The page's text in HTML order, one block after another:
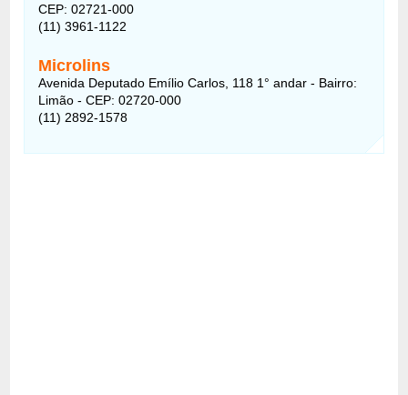
CEP: 02721-000
(11) 3961-1122
Microlins
Avenida Deputado Emílio Carlos, 118 1° andar - Bairro:
Limão - CEP: 02720-000
(11) 2892-1578